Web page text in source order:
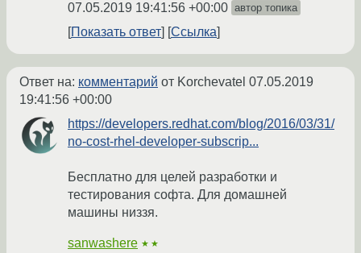
07.05.2019 19:41:56 +00:00 автор топика
Показать ответ Ссылка
Ответ на: комментарий от Korchevatel 07.05.2019
19:41:56 +00:00
https://developers.redhat.com/blog/2016/03/31/
no-cost-rhel-developer-subscrip...
Бесплатно для целей разработки и
тестирования софта. Для домашней
машины низзя.
sanwashere ★★